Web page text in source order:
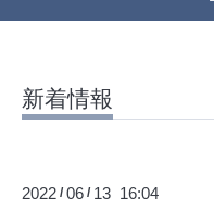
新着情報
2022 /06 / 13 16:04